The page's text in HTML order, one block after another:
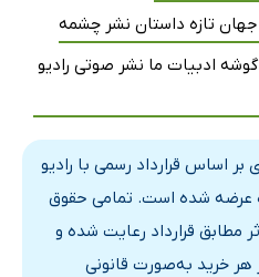
تازه داستان نشر چشمه
ادبیات ما نشر صوتی رادیو
اساس قرارداد رسمی با رادیو
عرضه شده است. تمامی حقوق
مطابق قرارداد رعایت شده و
خرید به‌صورت قانونی